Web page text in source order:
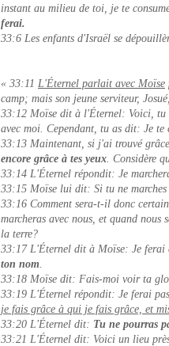
instant au milieu de toi, je te
ferai.
33:6 Les enfants d'Israël se
« 33:11 L'Éternel parlait avec Moïse
camp; mais son jeune serviteur,
33:12 Moïse dit à l'Éternel: Voici, tu
avec moi. Cependant, tu as dit: Je te
33:13 Maintenant, si j'ai trouvé
encore grâce à tes yeux. Considère
33:14 L'Éternel répondit: Je
33:15 Moïse lui dit: Si tu ne
33:16 Comment sera-t-il donc
marcheras avec nous, et quand nous
la terre?
33:17 L'Éternel dit à Moïse: Je ferai
ton nom.
33:18 Moïse dit: Fais-moi voir ta
33:19 L'Éternel répondit: Je ferai
je fais grâce à qui je fais grâce, et
33:20 L'Éternel dit: Tu ne pourras
33:21 L'Éternel dit: Voici un lieu